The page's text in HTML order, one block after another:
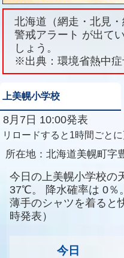
北海道（網走・北見
警戒アラート が出て
しょう。
※出典：環境省熱中症
上美幌小学校
8月7日 10:00発表
リロードすると1時間ごとに
所在地： 北海道美幌町字
今日の上美幌小学校の
37℃。
降水確率は 0％。
薄手のシャツを着ると
時発表）
今日